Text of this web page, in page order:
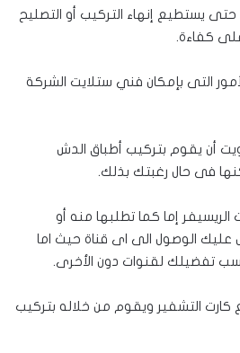
يستطيع إنهاء التركيب أو التصليح
كفاءة.
التى بإمكان فني ستلايت الشركة
أن يقوم بتركيب أطباق الدش
فى حال رغبتك بذلك.
إما كما تطلبها منه أو
الوصول الى اى قناة حيث اما
تفضيلك لقنوات دون الأخرى.
التشفير ويقوم من خلاله بتركيب